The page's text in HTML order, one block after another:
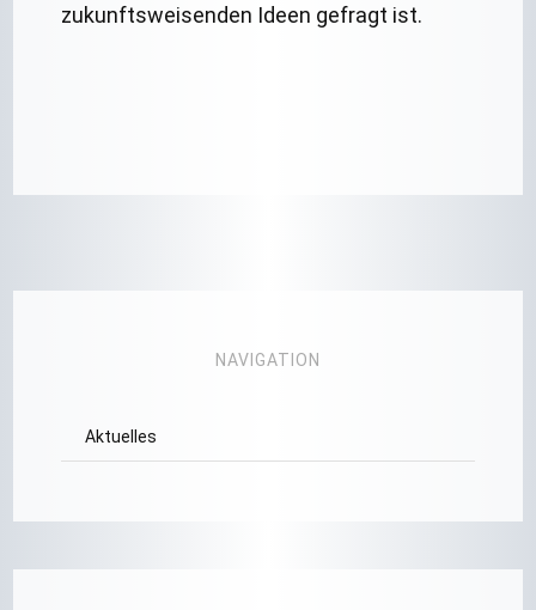
zukunftsweisenden Ideen gefragt ist.
NAVIGATION
Aktuelles